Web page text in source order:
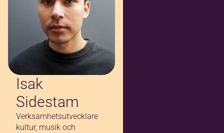
Isak
Sidestam
Verksamhetsutvecklare
kultur, musik och